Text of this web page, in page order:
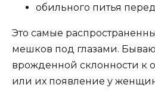
обильного питья
Это самые
мешков под глазами.
врожденной склонности к
или их появление у